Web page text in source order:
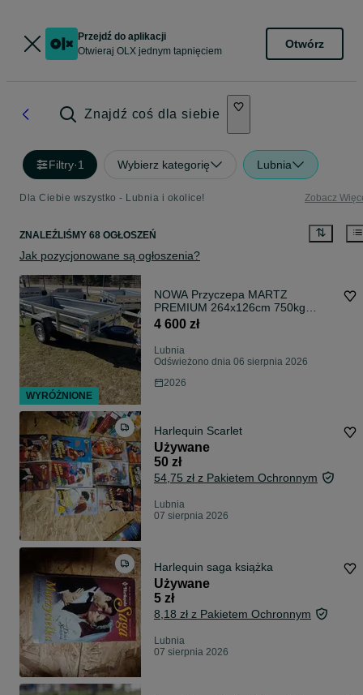
Przejdź do aplikacji
Otwieraj OLX jednym tapnięciem
Otwórz
Znajdź coś dla siebie
Filtry·1 Wybierz kategorię Lubnia
Dla Ciebie wszystko - Lubnia i okolice! Zobacz
ZNALEŹLIŚMY 68 OGŁOSZEŃ
Jak pozycjonowane są ogłoszenia?
NOWA Przyczepa MARTZ
PREMIUM 264x126cm 750kg
GWARANCJA 3 lata! SZEROKI
4 600 zł
Lubnia
Odświeżono dnia 06 sierpnia 2026
2026
Harlequin Scarlet
Używane
50 zł
54,75 zł z Pakietem Ochronnym
Lubnia
07 sierpnia 2026
Harlequin saga książka
Używane
5 zł
8,18 zł z Pakietem Ochronnym
Lubnia
07 sierpnia 2026
WYRÓŻNIONE